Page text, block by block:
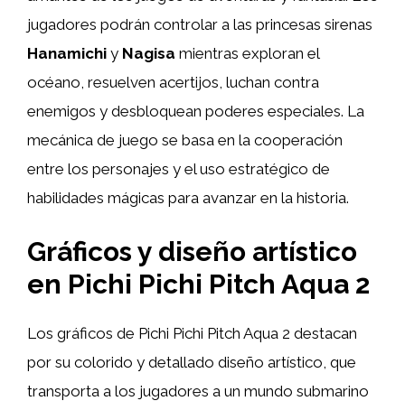
jugadores podrán controlar a las princesas sirenas
Hanamichi y Nagisa mientras exploran el
océano, resuelven acertijos, luchan contra
enemigos y desbloquean poderes especiales. La
mecánica de juego se basa en la cooperación
entre los personajes y el uso estratégico de
habilidades mágicas para avanzar en la historia.
Gráficos y diseño artístico
en Pichi Pichi Pitch Aqua 2
Los gráficos de Pichi Pichi Pitch Aqua 2 destacan
por su colorido y detallado diseño artístico, que
transporta a los jugadores a un mundo submarino